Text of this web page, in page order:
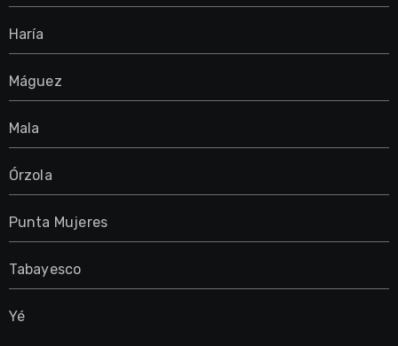
Haría
Máguez
Mala
Órzola
Punta Mujeres
Tabayesco
Yé